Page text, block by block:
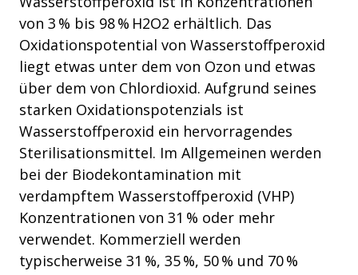
von 3 % bis 98 % H2O2 erhältlich. Das
Oxidationspotential von Wasserstoffperoxid
liegt etwas unter dem von Ozon und etwas
über dem von Chlordioxid. Aufgrund seines
starken Oxidationspotenzials ist
Wasserstoffperoxid ein hervorragendes
Sterilisationsmittel. Im Allgemeinen werden
bei der Biodekontamination mit
verdampftem Wasserstoffperoxid (VHP)
Konzentrationen von 31 % oder mehr
verwendet. Kommerziell werden
typischerweise 31 %, 35 %, 50 % und 70 %